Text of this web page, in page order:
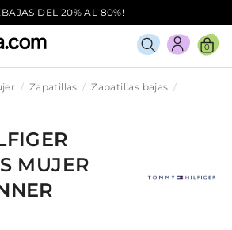
DEL 20% AL 80%!
0
Zapatillas
Zapatillas bajas
MUJER